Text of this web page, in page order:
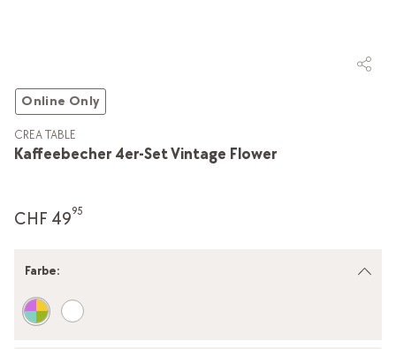
Online Only
Kaffeebecher 4er-Set Vintage Flower
CREA TABLE
CHF 4995
Farbe: